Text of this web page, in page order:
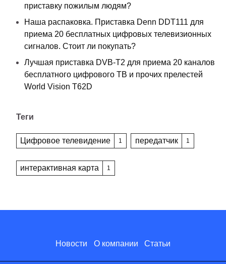
приставку пожилым людям?
Наша распаковка. Приставка Denn DDT111 для
приема 20 бесплатных цифровых телевизионных
сигналов. Стоит ли покупать?
Лучшая приставка DVB-T2 для приема 20 каналов
бесплатного цифрового ТВ и прочих прелестей
World Vision T62D
Теги
Цифровое телевидение 1 передатчик 1
интерактивная карта 1
Новости О компании Статьи